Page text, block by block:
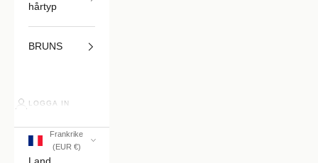
hårtyp
BRUNS
LOGGA IN
Frankrike
(EUR €)